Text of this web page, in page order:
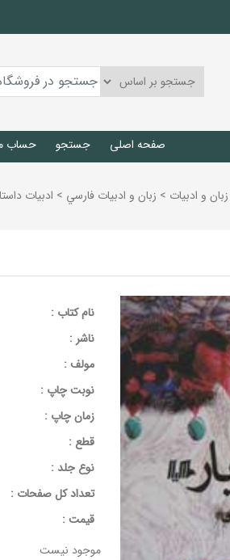
صفحه اصلی جستجو حساب
زبان و ادبيات > زبان و ادبيات فارسي > ادبيات
نام کتاب :
ناشر :
مولف :
نوبت چاپ :
زمان چاپ :
قطع :
نوع جلد :
تعداد کل صفحات :
قيمت :
موجود نیست